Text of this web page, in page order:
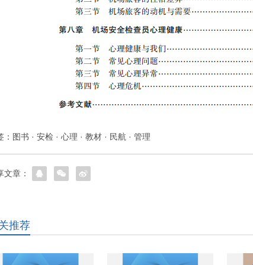
： 图书 · 安检 · 心理 · 教材 · 民航 · 管理
文章：
推荐